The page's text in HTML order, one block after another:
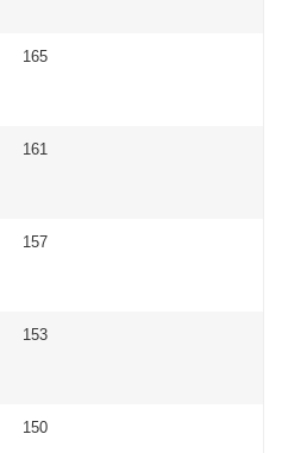
165
161
157
153
150